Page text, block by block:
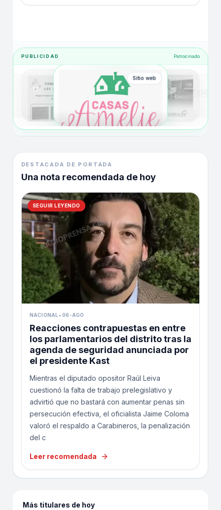
PUBLICIDAD Patrocinado
Sitio web
DESTACADA DE PORTADA
Una nota recomendada de hoy
SEGUIR LEYENDO
NACIONAL •06-AGO
Reacciones contrapuestas en entre
los parlamentarios del distrito tras la
agenda de seguridad anunciada por
el presidente Kast
Mientras el diputado opositor Raúl Leiva
cuestionó la falta de trabajo prelegislativo y
advirtió que no bastará con aumentar penas sin
persecución efectiva, el oficialista Jaime Coloma
valoró el respaldo a Carabineros, la penalización
del c
Leer recomendada
Más titulares de hoy